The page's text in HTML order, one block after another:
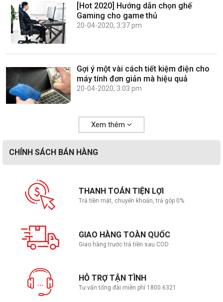
[Hot 2020] Hướng dẫn chọn ghế
Gaming cho game thủ
20-04-2020, 3:37 pm
Gợi ý một vài cách tiết kiệm điện cho
máy tính đơn giản mà hiệu quả
20-04-2020, 3:03 pm
Xem thêm
CHÍNH SÁCH BÁN HÀNG
THANH TOÁN TIỆN LỢI
Trả tiền mặt, chuyển khoản, trả góp 0%
GIAO HÀNG TOÀN QUỐC
Giao hàng trước trả tiền sau COD
HỖ TRỢ TẬN TÌNH
Tư vấn tổng đài miễn phí 1800.6321